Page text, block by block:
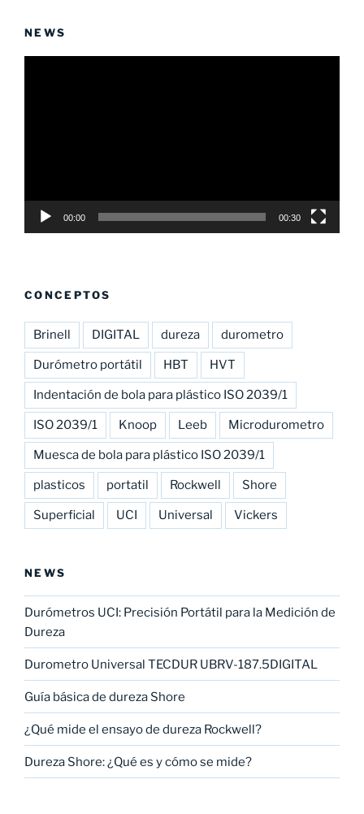
NEWS
00:00 00:30
CONCEPTOS
Brinell DIGITAL dureza durometro
Durómetro portátil HBT HVT
Indentación de bola para plástico ISO 2039/1
ISO 2039/1 Knoop Leeb Microdurometro
Muesca de bola para plástico ISO 2039/1
plasticos portatil Rockwell Shore
Superficial UCI Universal Vickers
NEWS
Durómetros UCI: Precisión Portátil para la Medición de
Dureza
Durometro Universal TECDUR UBRV-187.5DIGITAL
Guía básica de dureza Shore
¿Qué mide el ensayo de dureza Rockwell?
Dureza Shore: ¿Qué es y cómo se mide?